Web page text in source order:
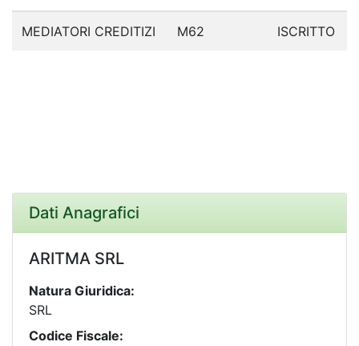
MEDIATORI CREDITIZI M62 ISCRITTO
Dati Anagrafici
ARITMA SRL
Natura Giuridica:
SRL
Codice Fiscale: